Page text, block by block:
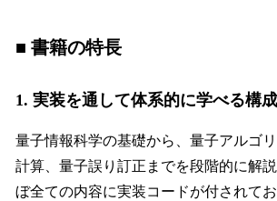
■ 書籍の特長
1. 実装を通して体系的に学べる構成
量子情報科学の基礎から、量子アルゴ
計算、量子誤り訂正までを段階的に解
ぼ全ての内容に実装コードが付されて